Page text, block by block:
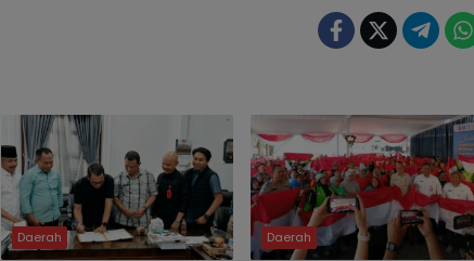
Daerah Daerah